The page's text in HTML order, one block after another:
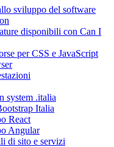
sviluppo del software
disponibili con Can I
per CSS e JavaScript
system .italia
Italia
React
Angular
di sito e servizi